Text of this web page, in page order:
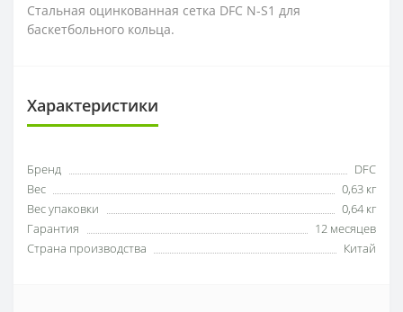
Стальная оцинкованная сетка DFC N-S1 для
баскетбольного кольца.
Характеристики
Бренд
DFC
Вес
0,63 кг
Вес упаковки
0,64 кг
Гарантия
12 месяцев
Страна производства
Китай